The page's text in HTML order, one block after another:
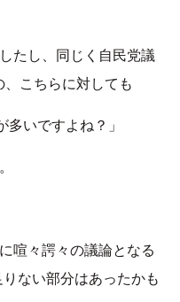
たし、同じく自民党議
、こちらに対しても
いですよね？」
喧々諤々の議論となる
ない部分はあったかも